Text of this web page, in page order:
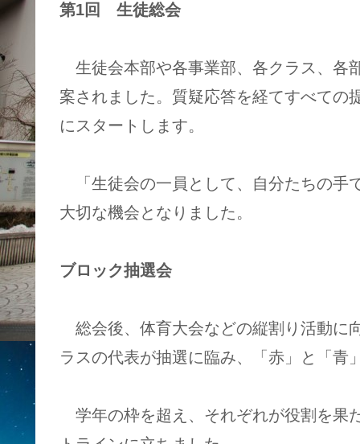
第1回 生徒総会
生徒会本部や各事業部、各クラス、各
案されました。質疑応答を経てすべての
にスタートします。
「生徒会の一員として、自分たちの手
大切な機会となりました。
ブロック抽選会
総会後、体育大会などの縦割り活動に
ラスの代表が抽選に臨み、「赤」と「青
学年の枠を超え、それぞれが役割を果